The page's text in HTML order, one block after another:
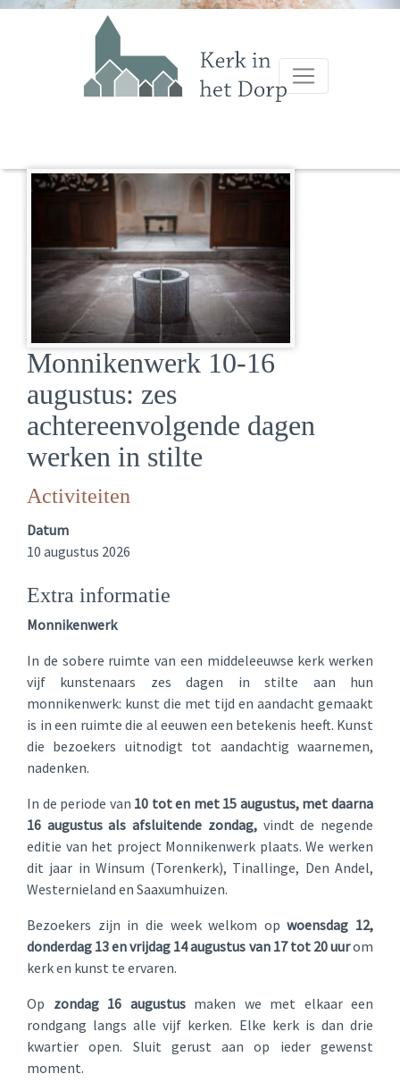
Monnikenwerk 10-16
augustus: zes
achtereenvolgende dagen
werken in stilte
Activiteiten
Datum
10 augustus 2026
Extra informatie
Monnikenwerk
In de sobere ruimte van een middeleeuwse kerk werken
vijf kunstenaars zes dagen in stilte aan hun
monnikenwerk: kunst die met tijd en aandacht gemaakt
is in een ruimte die al eeuwen een betekenis heeft. Kunst
die bezoekers uitnodigt tot aandachtig waarnemen,
nadenken.
In de periode van 10 tot en met 15 augustus, met daarna
16 augustus als afsluitende zondag,vindt de negende
editie van het project Monnikenwerk plaats. We werken
dit jaar in Winsum (Torenkerk), Tinallinge, Den Andel,
Westernieland en Saaxumhuizen.
Bezoekers zijn in die week welkom opwoensdag 12,
donderdag 13 en vrijdag 14 augustus van 17 tot 20 uurom
kerk en kunst te ervaren.
Op zondag 16 augustusmaken we met elkaar een
rondgang langs alle vijf kerken. Elke kerk is dan drie
kwartier open. Sluit gerust aan op ieder gewenst
moment.